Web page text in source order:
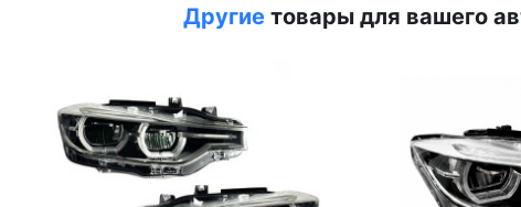
Другие товары для вашего